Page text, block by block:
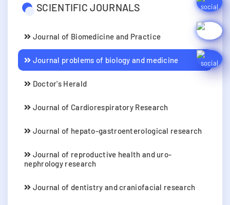
SCIENTIFIC JOURNALS
Journal of Biomedicine and Practice
Journal problems of biology and medicine
Doctor's Herald
Journal of Cardiorespiratory Research
Journal of hepato-gastroenterological research
Journal of reproductive health and uro-
nephrology research
Journal of dentistry and craniofacial research